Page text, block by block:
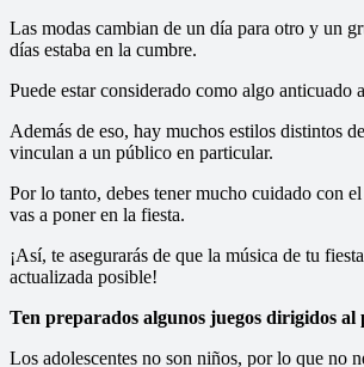
Las modas cambian de un día para otro y un
días estaba en la cumbre.
Puede estar considerado como algo anticuado
Además de eso, hay muchos estilos distintos
vinculan a un público en particular.
Por lo tanto, debes tener mucho cuidado con
vas a poner en la fiesta.
¡Así, te asegurarás de que la música de tu
actualizada posible!
Ten preparados algunos juegos dirigidos al
Los adolescentes no son niños, por lo que no